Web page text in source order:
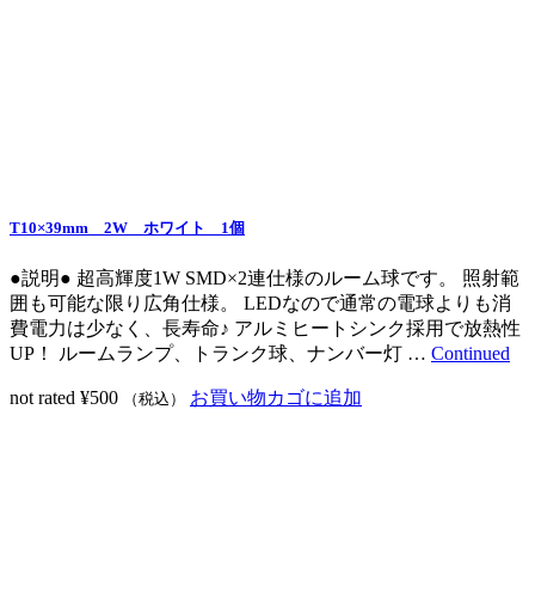
T10×39mm 2W ホワイト 1個
●説明● 超高輝度1W SMD×2連仕様のルーム球です。 照射範
囲も可能な限り広角仕様。 LEDなので通常の電球よりも消
費電力は少なく、長寿命♪ アルミヒートシンク採用で放熱性
UP！ ルームランプ、トランク球、ナンバー灯 … Continued
not rated ¥500 （税込） お買い物カゴに追加